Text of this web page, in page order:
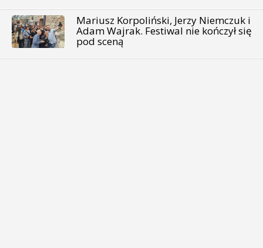
Mariusz Korpoliński, Jerzy Niemczuk i
Adam Wajrak. Festiwal nie kończył się
pod sceną